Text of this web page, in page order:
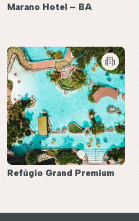
Marano Hotel – BA
Refúgio Grand Premium